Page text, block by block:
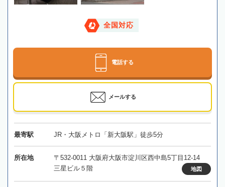
全国対応
電話する
メールする
最寄駅 JR・大阪メトロ「新大阪駅」徒歩5分
所在地
〒532-0011 大阪府大阪市淀川区西中島5丁目12-14
三星ビル５階
地図